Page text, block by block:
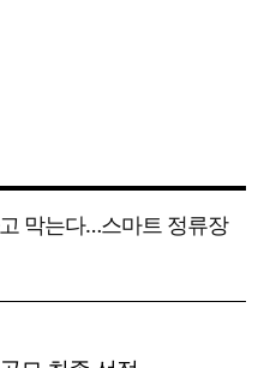
막는다…스마트 정류장